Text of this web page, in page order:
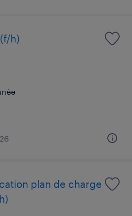
h)
plan de charge